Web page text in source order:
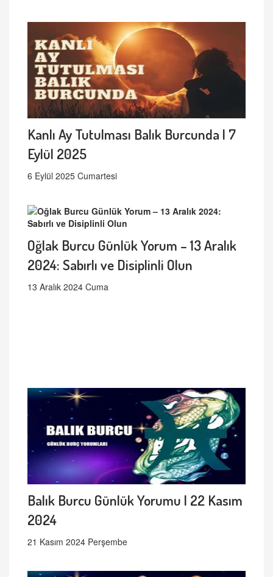
Kanlı Ay Tutulması Balık Burcunda | 7
Eylül 2025
6 Eylül 2025 Cumartesi
Oğlak Burcu Günlük Yorum – 13 Aralık
2024: Sabırlı ve Disiplinli Olun
13 Aralık 2024 Cuma
Balık Burcu Günlük Yorumu | 22 Kasım
2024
21 Kasım 2024 Perşembe